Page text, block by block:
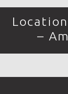
–